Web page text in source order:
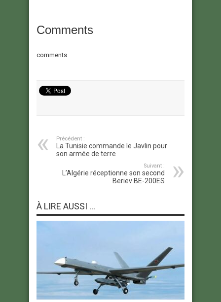
Comments
comments
Précédent :
La Tunisie commande le Javlin pour
son armée de terre
Suivant :
L’Algérie réceptionne son second
Beriev BE-200ES
À LIRE AUSSI ...